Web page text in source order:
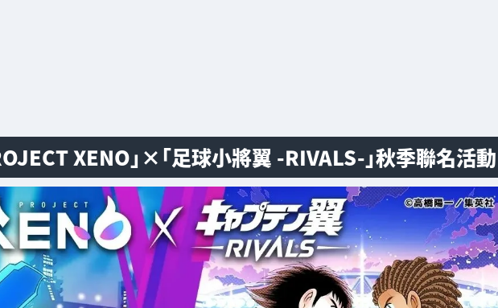
XENO」×「足球小將翼 -RIVALS-」秋季聯名活動